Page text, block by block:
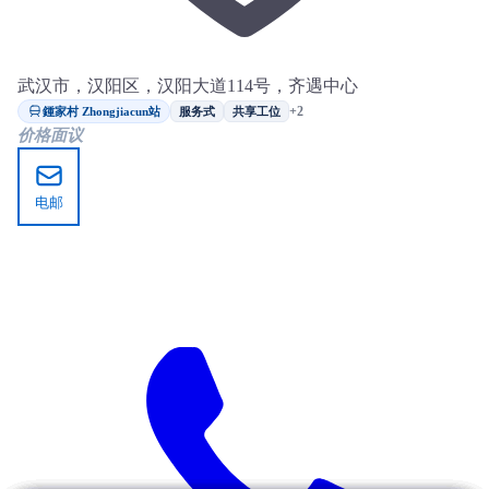
武汉市，汉阳区，汉阳大道114号，齐遇中心
鍾家村 Zhongjiacun站 服务式 共享工位 +2
价格面议
电邮